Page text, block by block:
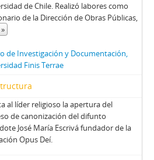
Matthei Aubel
de Chile. Realizó labores como
de la Dirección de Obras Públicas,
»
de Investigación y Documentación,
Finis Terrae
al líder religioso la apertura del
de canonización del difunto
José María Escrivá fundador de la
Opus Deí.